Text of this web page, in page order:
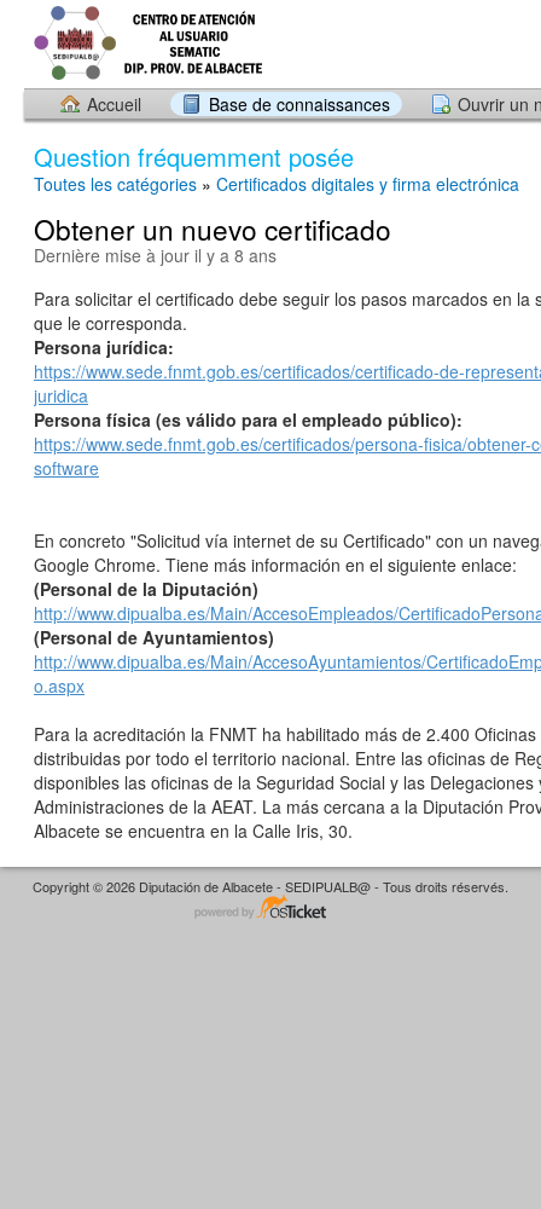
Accueil Base de connaissances Ouvrir un
Question fréquemment posée
Toutes les catégories » Certificados digitales y firma electrónica
Obtener un nuevo certificado
Dernière mise à jour il y a 8 ans
Para solicitar el certificado debe seguir los pasos marcados en la
que le corresponda.
Persona jurídica:
https://www.sede.fnmt.gob.es/certificados/certificado-de-
juridica
Persona física (es válido para el empleado público):
https://www.sede.fnmt.gob.es/certificados/persona-fisica/obtener-
software
En concreto "Solicitud vía internet de su Certificado" con un
Google Chrome. Tiene más información en el siguiente enlace:
(Personal de la Diputación)
http://www.dipualba.es/Main/AccesoEmpleados/
(Personal de Ayuntamientos)
http://www.dipualba.es/Main/AccesoAyuntamientos/
o.aspx
Para la acreditación la FNMT ha habilitado más de 2.400
distribuidas por todo el territorio nacional. Entre las oficinas de
disponibles las oficinas de la Seguridad Social y las Delegaciones
Administraciones de la AEAT. La más cercana a la Diputación
Albacete se encuentra en la Calle Iris, 30.
Copyright © 2026 Diputación de Albacete - SEDIPUALB@ - Tous droits réservés.